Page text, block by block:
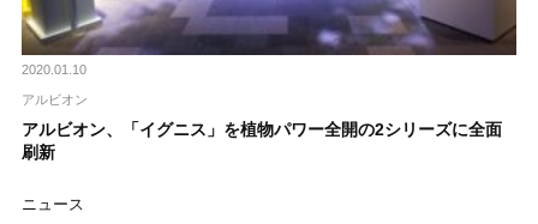
2020.01.10
アルビオン
アルビオン、「イグニス」を植物パワー全開の2シリーズに全面
刷新
ニュース